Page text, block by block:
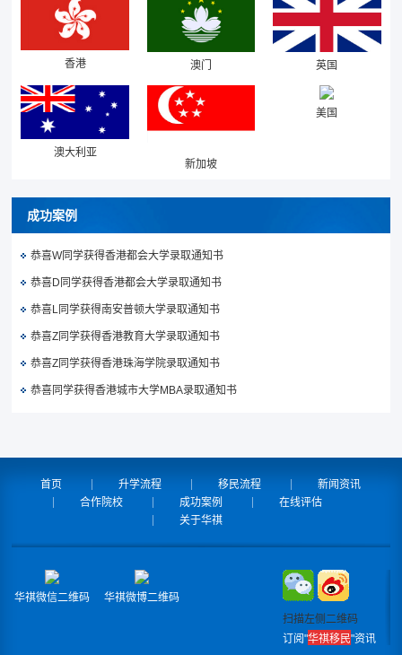
香港 澳门 英国
澳大利亚
新加坡
美国
成功案例
恭喜W同学获得香港都会大学录取通知书
恭喜D同学获得香港都会大学录取通知书
恭喜L同学获得南安普顿大学录取通知书
恭喜Z同学获得香港教育大学录取通知书
恭喜Z同学获得香港珠海学院录取通知书
恭喜同学获得香港城市大学MBA录取通知书
首页 升学流程 移民流程
新闻资讯
合作院校
成功案例
在线评估
关于华祺
华祺微信二维码
华祺微博二维码
扫描左侧二维码
订阅"华祺移民"资讯